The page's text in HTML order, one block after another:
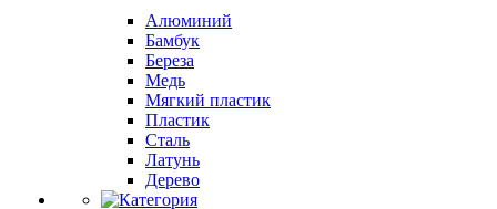
Алюминий
Бамбук
Береза
Медь
Мягкий пластик
Пластик
Сталь
Латунь
Дерево